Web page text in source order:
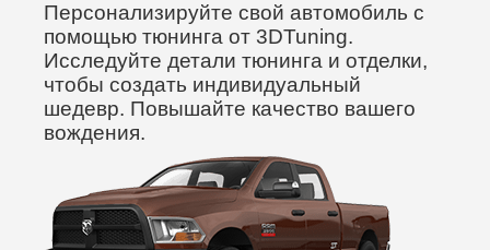
Персонализируйте свой автомобиль с
помощью тюнинга от 3DTuning.
Исследуйте детали тюнинга и отделки,
чтобы создать индивидуальный
шедевр. Повышайте качество вашего
вождения.